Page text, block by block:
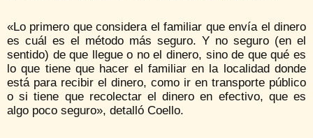
«Lo primero que considera el familiar que envía el dinero
es cuál es el método más seguro. Y no seguro (en el
sentido) de que llegue o no el dinero, sino de que qué es
lo que tiene que hacer el familiar en la localidad donde
está para recibir el dinero, como ir en transporte público
o si tiene que recolectar el dinero en efectivo, que es
algo poco seguro», detalló Coello.